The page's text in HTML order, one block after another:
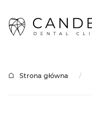
Strona główna /